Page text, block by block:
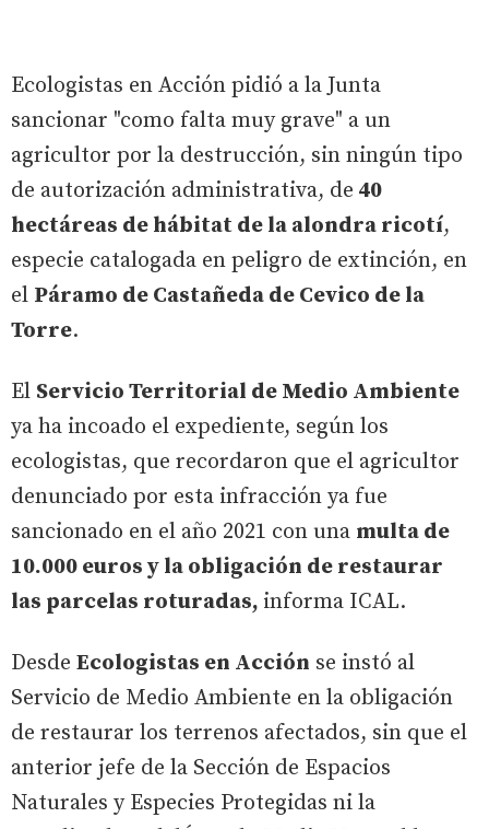
Ecologistas en Acción pidió a la Junta
sancionar "como falta muy grave" a un
agricultor por la destrucción, sin ningún tipo
de autorización administrativa, de 40
hectáreas de hábitat de la alondra ricotí,
especie catalogada en peligro de extinción, en
el Páramo de Castañeda de Cevico de la
Torre.
El Servicio Territorial de Medio Ambiente
ya ha incoado el expediente, según los
ecologistas, que recordaron que el agricultor
denunciado por esta infracción ya fue
sancionado en el año 2021 con una multa de
10.000 euros y la obligación de restaurar
las parcelas roturadas, informa ICAL.
Desde Ecologistas en Acción se instó al
Servicio de Medio Ambiente en la obligación
de restaurar los terrenos afectados, sin que el
anterior jefe de la Sección de Espacios
Naturales y Especies Protegidas ni la